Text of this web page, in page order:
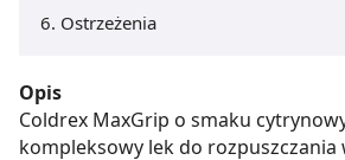
Ostrzeżenia
Opis
Coldrex MaxGrip o smaku
kompleksowy lek do rozpuszczania